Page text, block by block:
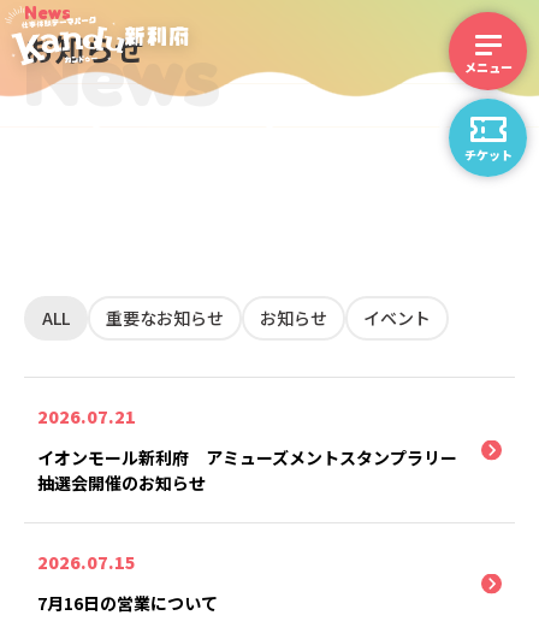
チケット
News
News
お知らせ
ALL 重要なお知らせ お知らせ イベント
2026.07.21
イオンモール新利府 アミューズメントスタンプラリー
抽選会開催のお知らせ
2026.07.15
7月16日の営業について